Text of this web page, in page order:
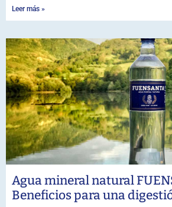
Leer más »
Agua mineral natural
Beneficios para una